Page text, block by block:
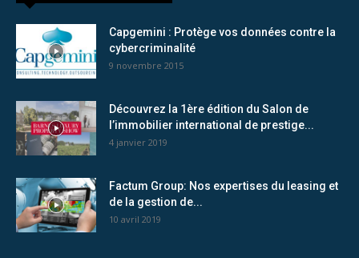
Capgemini : Protège vos données contre la
cybercriminalité
9 novembre 2015
Découvrez la 1ère édition du Salon de
l’immobilier international de prestige...
4 janvier 2019
Factum Group: Nos expertises du leasing et
de la gestion de...
10 avril 2019